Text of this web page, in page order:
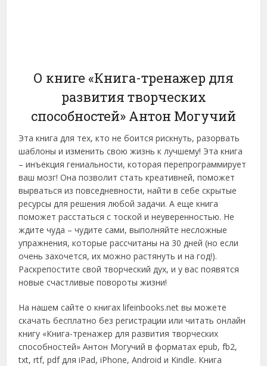
О книге «Книга-тренажер для
развития творческих
способностей» Антон Могучий
Эта книга для тех, кто не боится рискнуть, разорвать
шаблоны и изменить свою жизнь к лучшему! Эта книга
– инъекция гениальности, которая перепрограммирует
ваш мозг! Она позволит стать креативней, поможет
вырваться из повседневности, найти в себе скрытые
ресурсы для решения любой задачи. А еще книга
поможет расстаться с тоской и неуверенностью. Не
ждите чуда – чудите сами, выполняйте несложные
упражнения, которые рассчитаны на 30 дней (но если
очень захочется, их можно растянуть и на год!).
Раскрепостите свой творческий дух, и у вас появятся
новые счастливые повороты жизни!
На нашем сайте о книгах lifeinbooks.net вы можете
скачать бесплатно без регистрации или читать онлайн
книгу «Книга-тренажер для развития творческих
способностей» Антон Могучий в форматах epub, fb2,
txt, rtf, pdf для iPad, iPhone, Android и Kindle. Книга